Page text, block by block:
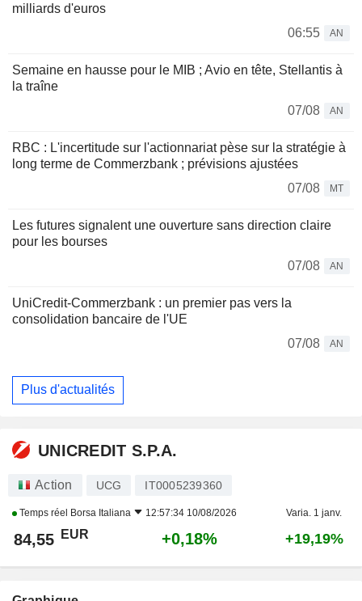
milliards d'euros
06:55
AN
Semaine en hausse pour le MIB ; Avio en tête, Stellantis à
la traîne
07/08
AN
RBC : L'incertitude sur l'actionnariat pèse sur la stratégie à
long terme de Commerzbank ; prévisions ajustées
07/08
MT
Les futures signalent une ouverture sans direction claire
pour les bourses
07/08
AN
UniCredit-Commerzbank : un premier pas vers la
consolidation bancaire de l'UE
07/08
AN
Plus d'actualités
UNICREDIT S.P.A.
Action UCG IT0005239360
Temps réel Borsa Italiana 12:57:34 10/08/2026 Varia. 1 janv.
84,55 EUR +0,18% +19,19%